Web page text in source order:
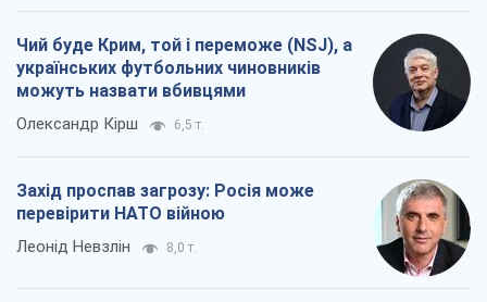
Чий буде Крим, той і переможе (NSJ), а
українських футбольних чиновників
можуть назвати вбивцями
Олександр Кірш 6,5 т.
Захід проспав загрозу: Росія може
перевірити НАТО війною
Леонід Невзлін 8,0 т.